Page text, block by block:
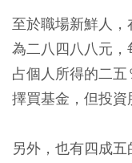
至於職場新鮮人
為二八四八八元，
占個人所得的二
擇買基金，但投資
另外，也有四成